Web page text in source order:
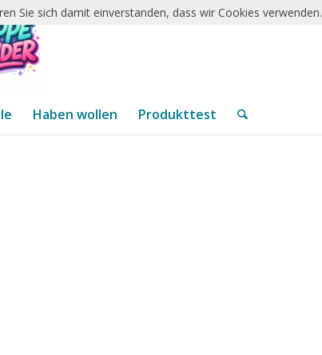
Haben wollen Produkttest
Sie sich damit einverstanden, dass wir Cookies verwenden.